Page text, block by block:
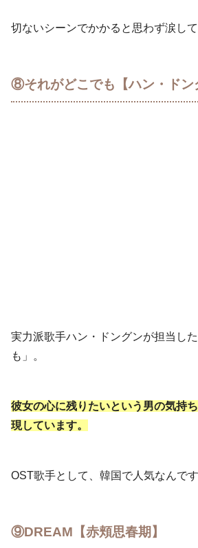
切ないシーンでかかると思わず涙して
⑧それがどこでも【ハン・ドン
実力派歌手ハン・ドングンが担当し
も」。
彼女の心に残りたいという男の気持
現しています。
OST歌手として、韓国で人気なんです
⑨DREAM【赤頬思春期】